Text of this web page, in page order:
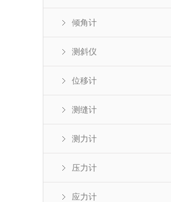
倾角计
测斜仪
位移计
测缝计
测力计
压力计
应力计